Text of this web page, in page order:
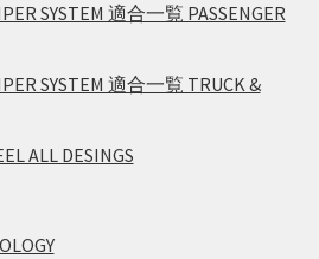
SYSTEM 適合一覧 PASSENGER
SYSTEM 適合一覧 TRUCK &
ALL DESINGS